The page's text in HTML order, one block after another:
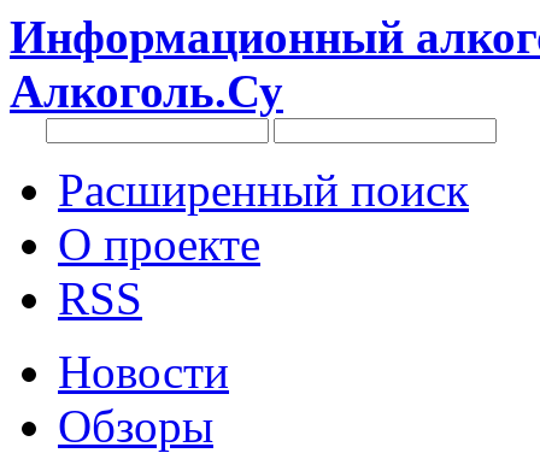
Информационный
Алкоголь.Су
Расширенный поиск
О проекте
RSS
Новости
Обзоры